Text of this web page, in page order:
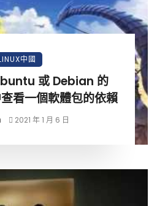
中國
或 Debian 的
看一個軟體包的依賴
2021 年 1 月 6 日